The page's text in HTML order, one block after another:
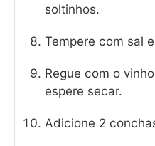
soltinhos.
Tempere com sal
Regue com o
espere secar.
Adicione 2